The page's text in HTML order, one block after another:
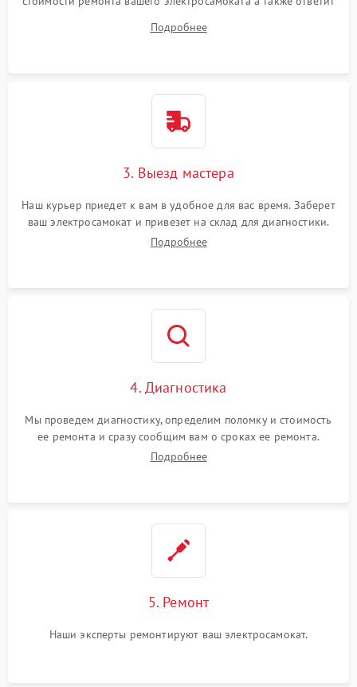
Подробнее
3. Выезд мастера
Наш курьер приедет к вам в удобное для вас время. Заберет
ваш электросамокат и привезет на склад для диагностики.
Подробнее
4. Диагностика
Мы проведем диагностику, определим поломку и стоимость
ее ремонта и сразу сообщим вам о сроках ее ремонта.
Подробнее
5. Ремонт
Наши эксперты ремонтируют ваш электросамокат.